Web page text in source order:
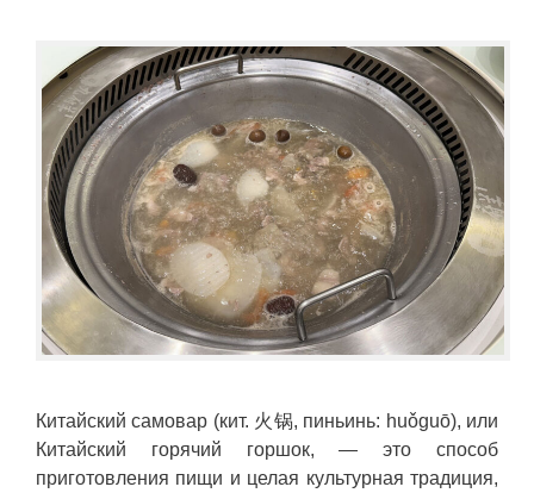
Китайский самовар (кит. 火锅, пиньинь: huǒguō), или
Китайский горячий горшок, — это способ
приготовления пищи и целая культурная традиция,